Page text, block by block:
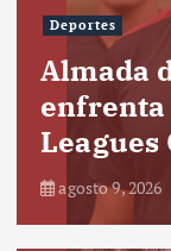
Deportes
Almada
enfrenta
Leagues
agosto 9, 2026